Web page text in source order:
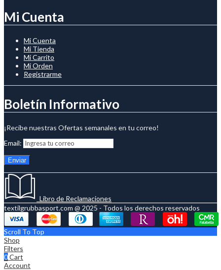
Mi Cuenta
Mi Cuenta
Mi Tienda
Mi Carrito
Mi Orden
Registrarme
Boletín Informativo
¡Recibe nuestras Ofertas semanales en tu correo!
Email:
Libro de Reclamaciones
textilgrubbasport.com @ 2025 - Todos los derechos reservados
Scroll To Top
Shop
Filters
0Cart
Account